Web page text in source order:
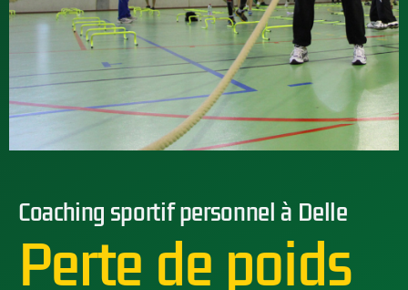
Coaching sportif personnel à Delle
Perte de poids